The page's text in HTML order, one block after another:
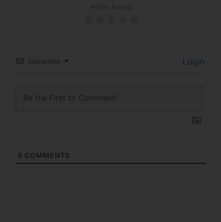
Article Rating
Subscribe Login
0 COMMENTS